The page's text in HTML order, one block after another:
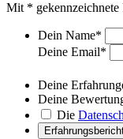
Mit *
Dein Name*
Deine Email*
Deine
Deine
Die